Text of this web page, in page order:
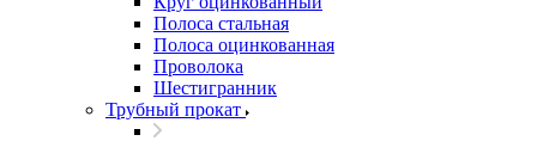
Полоса стальная
Полоса оцинкованная
Проволока
Шестигранник
Трубный прокат